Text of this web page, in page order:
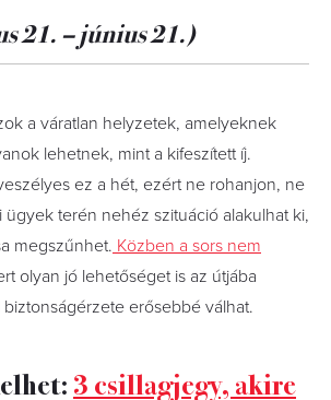
21. – június 21.)
a váratlan helyzetek, amelyeknek
lehetnek, mint a kifeszített íj.
ez a hét, ezért ne rohanjon, ne
terén nehéz szituáció alakulhat ki,
megszűnhet. Közben a sors nem
olyan jó lehetőséget is az útjába
erősebbé válhat.
3 csillagjegy, akire